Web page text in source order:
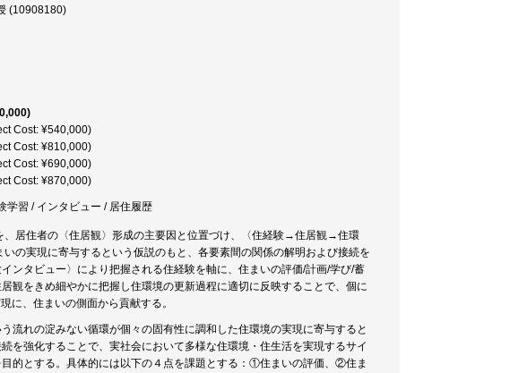
(10908180)
Cost: ¥540,000)
Cost: ¥810,000)
Cost: ¥690,000)
Cost: ¥870,000)
学習 / インタビュー / 居住履歴
居住者の〈住居観〉形成の主要因と位置づけ、〈住経験→住居観→住環
の実現に寄与するという仮説のもと、各要素間の関係の解明および接続を
ンタビュー〉により把握される住経験を軸に、住まいの評価/計画/学び/蓄
観をきめ細やかに把握し住環境の更新過程に適切に反映することで、個に
に、住まいの側面から貢献する。
れの淀みない循環が個々の固有性に調和した住環境の実現に寄与すると
を強化することで、実社会において多様な住環境・住生活を実現するサイ
的とする。具体的には以下の４点を課題とする：①住まいの評価、②住ま